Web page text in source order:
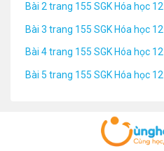
Bài 2 trang 155 SGK Hóa học 12
Bài 3 trang 155 SGK Hóa học 12
Bài 4 trang 155 SGK Hóa học 12
Bài 5 trang 155 SGK Hóa học 12